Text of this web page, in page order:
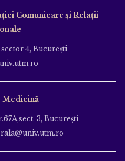
Comunicare și Relații
4, Bucureşti
Medicină
3, Bucureşti